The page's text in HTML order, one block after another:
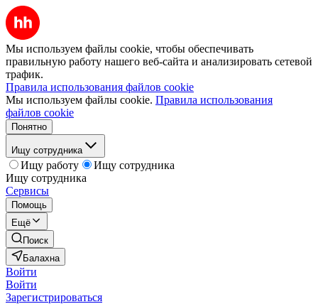
Мы используем файлы cookie, чтобы обеспечивать
правильную работу нашего веб-сайта и анализировать сетевой
трафик.
Правила использования файлов cookie
Мы используем файлы cookie. Правила использования
файлов cookie
Понятно
Ищу сотрудника
Ищу работу
Ищу сотрудника
Ищу сотрудника
Сервисы
Помощь
Ещё
Поиск
Балахна
Войти
Войти
Зарегистрироваться